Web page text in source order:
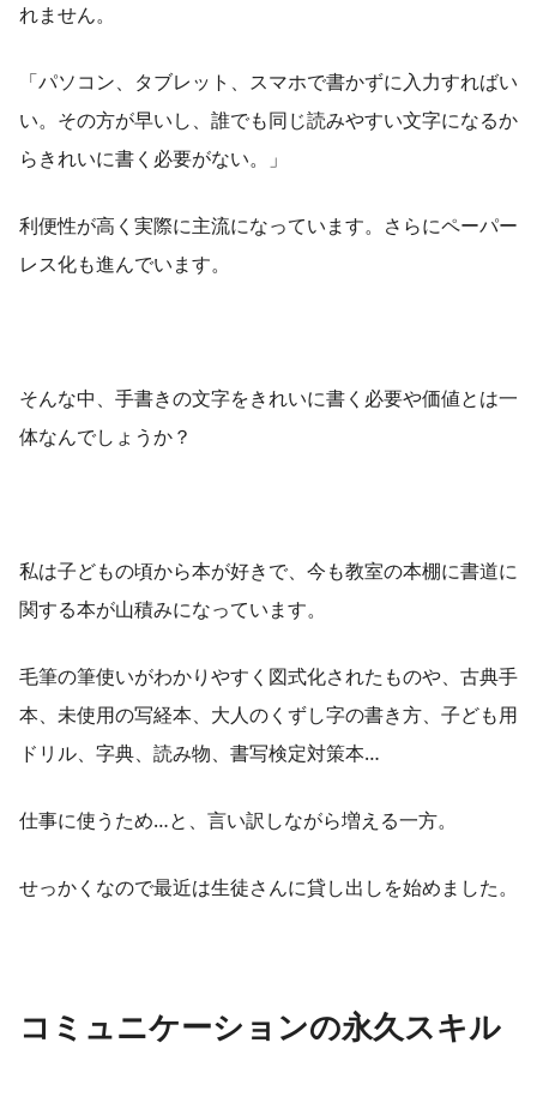
れません。
「パソコン、タブレット、スマホで書かずに入力すればい
い。その方が早いし、誰でも同じ読みやすい文字になるか
らきれいに書く必要がない。」
利便性が高く実際に主流になっています。さらにペーパー
レス化も進んでいます。
そんな中、手書きの文字をきれいに書く必要や価値とは一
体なんでしょうか？
私は子どもの頃から本が好きで、今も教室の本棚に書道に
関する本が山積みになっています。
毛筆の筆使いがわかりやすく図式化されたものや、古典手
本、未使用の写経本、大人のくずし字の書き方、子ども用
ドリル、字典、読み物、書写検定対策本…
仕事に使うため…と、言い訳しながら増える一方。
せっかくなので最近は生徒さんに貸し出しを始めました。
コミュニケーションの永久スキル